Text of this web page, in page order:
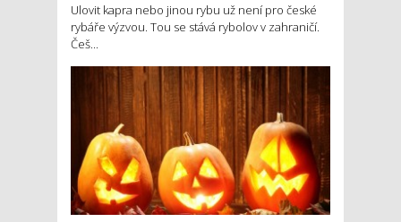
Ulovit kapra nebo jinou rybu už není pro české
rybáře výzvou. Tou se stává rybolov v zahraničí.
Češ...